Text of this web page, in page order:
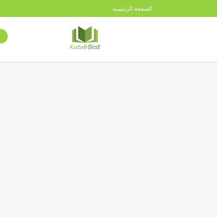
الصفحة الرئيسية